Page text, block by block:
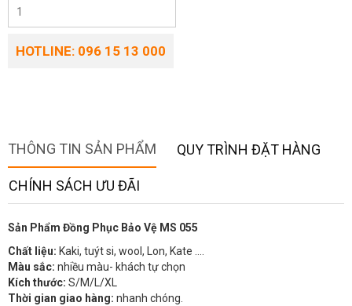
HOTLINE: 096 15 13 000
THÔNG TIN SẢN PHẨM QUY TRÌNH ĐẶT HÀNG
CHÍNH SÁCH ƯU ĐÃI
Sản Phẩm Đồng Phục Bảo Vệ MS 055
Chất liệu: Kaki, tuýt si, wool, Lon, Kate ….
Màu sắc: nhiều màu- khách tự chọn
Kích thước: S/M/L/XL
Thời gian giao hàng: nhanh chóng.